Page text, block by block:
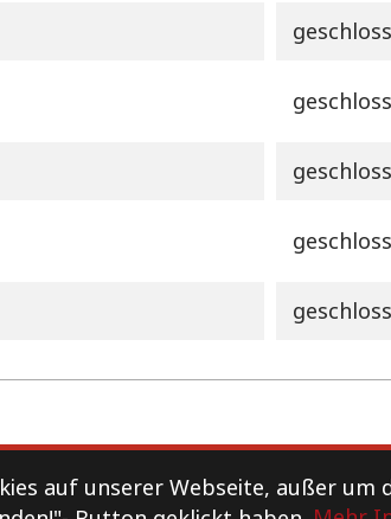
auf unserer Webseite, außer um
Datenschutz